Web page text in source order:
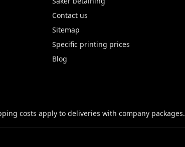
Contact us
Sitemap
Specific printing prices
Blog
costs apply to deliveries with company packages.